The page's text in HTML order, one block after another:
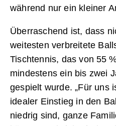
während nur ein kleiner
Überraschend ist, dass
weitesten verbreitete
Tischtennis, das von 55
mindestens ein bis zwei
gespielt wurde. „Für uns
idealer Einstieg in den
niedrig sind, ganze